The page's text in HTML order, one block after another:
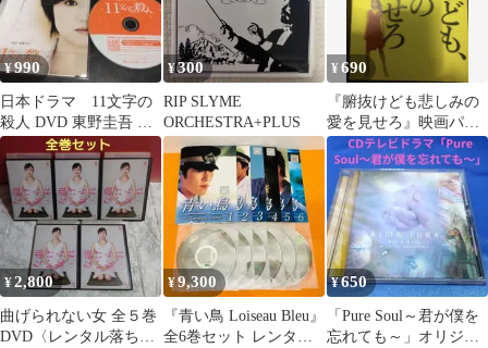
¥990
日本ドラマ 11文字の
殺人 DVD 東野圭吾
永作博美 レンタル落
ち
¥300
RIP SLYME
ORCHESTRA+PLUS
¥690
『腑抜けども悲しみの
愛を見せろ』映画パン
フCINEMA RISE
NO.172
¥2,800
曲げられない女 全５巻
DVD〈レンタル落ち商
¥9,300
『青い鳥 Loiseau Bleu』
全6巻セット レンタル
¥650
「Pure Soul～君が僕を
忘れても～」オリジナ